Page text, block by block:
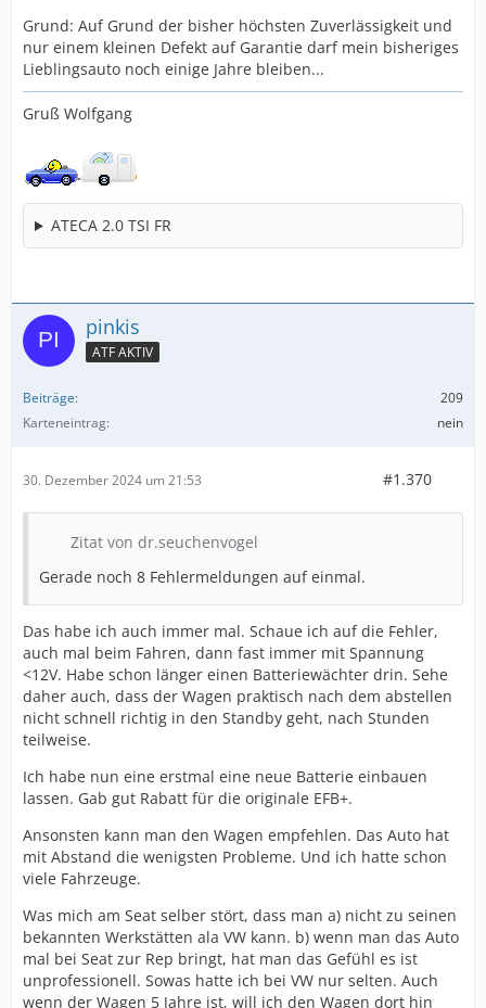
Grund: Auf Grund der bisher höchsten Zuverlässigkeit und
nur einem kleinen Defekt auf Garantie darf mein bisheriges
Lieblingsauto noch einige Jahre bleiben...
Gruß Wolfgang
ATECA 2.0 TSI FR
pinkis
ATF AKTIV
Beiträge
209
Karteneintrag
nein
30. Dezember 2024 um 21:53 #1.370
Zitat von dr.seuchenvogel
Gerade noch 8 Fehlermeldungen auf einmal.
Das habe ich auch immer mal. Schaue ich auf die Fehler,
auch mal beim Fahren, dann fast immer mit Spannung
<12V. Habe schon länger einen Batteriewächter drin. Sehe
daher auch, dass der Wagen praktisch nach dem abstellen
nicht schnell richtig in den Standby geht, nach Stunden
teilweise.
Ich habe nun eine erstmal eine neue Batterie einbauen
lassen. Gab gut Rabatt für die originale EFB+.
Ansonsten kann man den Wagen empfehlen. Das Auto hat
mit Abstand die wenigsten Probleme. Und ich hatte schon
viele Fahrzeuge.
Was mich am Seat selber stört, dass man a) nicht zu seinen
bekannten Werkstätten ala VW kann. b) wenn man das Auto
mal bei Seat zur Rep bringt, hat man das Gefühl es ist
unprofessionell. Sowas hatte ich bei VW nur selten. Auch
wenn der Wagen 5 Jahre ist, will ich den Wagen dort hin